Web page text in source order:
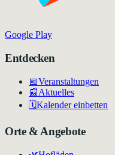
Google Play
Entdecken
📅Veranstaltungen
📰Aktuelles
🗓️Kalender einbetten
Orte & Angebote